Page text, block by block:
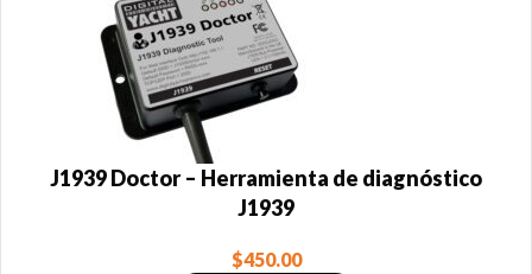
J1939 Doctor – Herramienta de diagnóstico
J1939
$450.00